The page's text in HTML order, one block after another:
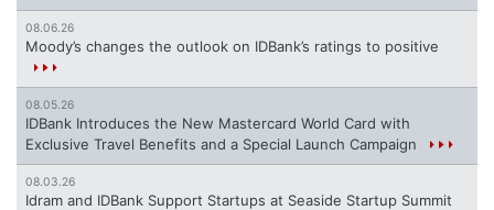
08.06.26
Moody’s changes the outlook on IDBank’s ratings to positive
08.05.26
IDBank Introduces the New Mastercard World Card with
Exclusive Travel Benefits and a Special Launch Campaign
08.03.26
Idram and IDBank Support Startups at Seaside Startup Summit